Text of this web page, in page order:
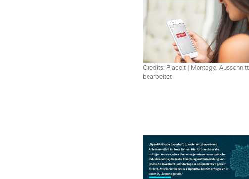
Credits: Placeit | Montage, Ausschnitt
bearbeitet